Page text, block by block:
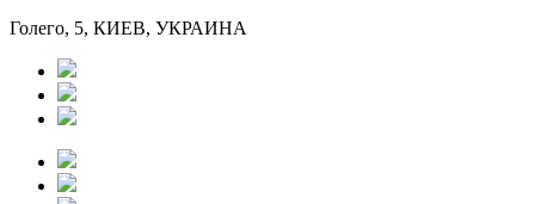
Голего, 5, КИЕВ, УКРАИНА